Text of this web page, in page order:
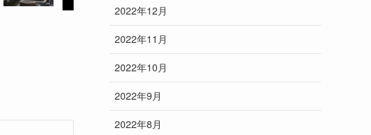
2022年12月
2022年11月
2022年10月
2022年9月
2022年8月